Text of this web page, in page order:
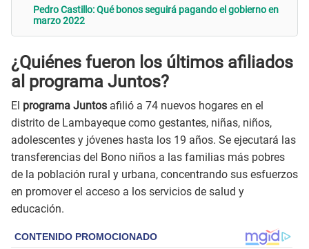
Pedro Castillo: Qué bonos seguirá pagando el gobierno en
marzo 2022
¿Quiénes fueron los últimos afiliados
al programa Juntos?
El programa Juntos afilió a 74 nuevos hogares en el
distrito de Lambayeque como gestantes, niñas, niños,
adolescentes y jóvenes hasta los 19 años. Se ejecutará las
transferencias del Bono niños a las familias más pobres
de la población rural y urbana, concentrando sus esfuerzos
en promover el acceso a los servicios de salud y
educación.